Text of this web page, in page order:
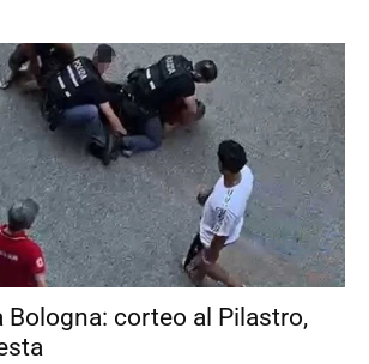
Bologna: corteo al Pilastro,